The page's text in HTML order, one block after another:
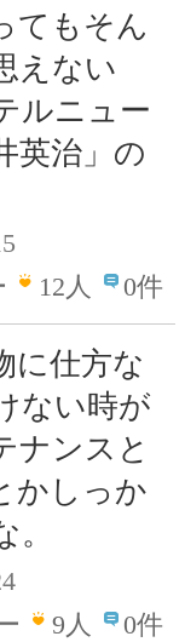
てもそん
えない
ルニュー
英治」の
12人 0件
に仕方な
ない時が
ナンスと
かしっか
9人 0件